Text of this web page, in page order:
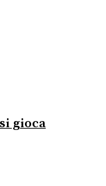
gioca